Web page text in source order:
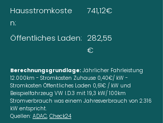
Hausstromkoste
n:
Öffentliches Laden:
741,12€
282,55
€
Berechnungsgrundlage: Jährlicher Fahrleistung
12.000km - Stromkosten Zuhause 0,40€/ kW -
Stromkosten Öffentliches Laden 0,61€ / kW und
Beispielfahrzeug VW I.D.3 mit 19,3 kW/ 100km
Stromverbrauch was einem Jahresverbrauch von 2.316
kW entspricht.
Quellen: ADAC, Check24